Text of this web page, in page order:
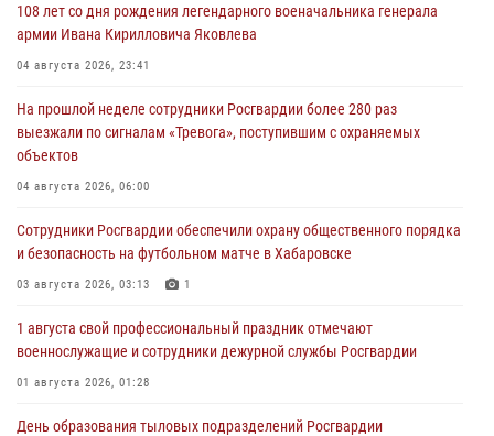
108 лет со дня рождения легендарного военачальника генерала
армии Ивана Кирилловича Яковлева
04 августа 2026, 23:41
На прошлой неделе сотрудники Росгвардии более 280 раз
выезжали по сигналам «Тревога», поступившим с охраняемых
объектов
04 августа 2026, 06:00
Сотрудники Росгвардии обеспечили охрану общественного порядка
и безопасность на футбольном матче в Хабаровске
03 августа 2026, 03:13 1
1 августа свой профессиональный праздник отмечают
военнослужащие и сотрудники дежурной службы Росгвардии
01 августа 2026, 01:28
День образования тыловых подразделений Росгвардии